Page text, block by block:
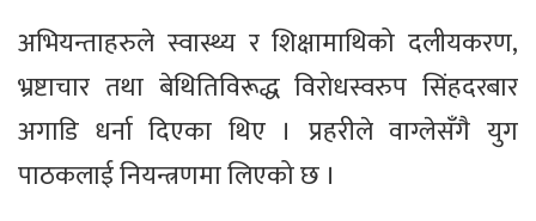
अभियन्ताहरुले स्वास्थ्य र शिक्षामाथिको दलीयकरण,
भ्रष्टाचार तथा बेथितिविरूद्ध विरोधस्वरुप सिंहदरबार
अगाडि धर्ना दिएका थिए । प्रहरीले वाग्लेसँगै युग
पाठकलाई नियन्त्रणमा लिएको छ ।